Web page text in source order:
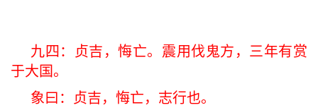
九四：贞吉，悔亡。震用伐鬼方，三年有赏
于大国。
象曰：贞吉，悔亡，志行也。